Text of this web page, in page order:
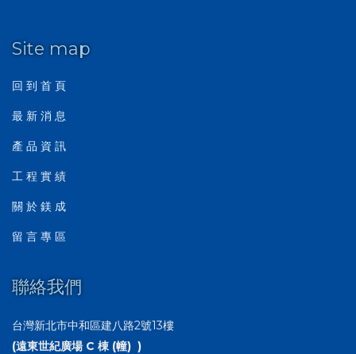
Site map
回 到 首 頁
最 新 消 息
產 品 資 訊
工 程 實 績
關 於 鎂 成
留 言 專 區
聯絡我們
台灣新北市中和區建八路2號13樓
(遠東世紀廣場 C 棟 (幢) )